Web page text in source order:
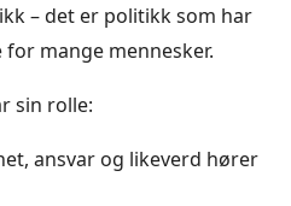
– det er politikk som har
mange mennesker.
sin rolle:
ansvar og likeverd hører